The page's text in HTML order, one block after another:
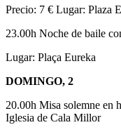
Precio: 7 € Lugar: Plaza
23.00h Noche de baile
Lugar: Plaça Eureka
DOMINGO, 2
20.00h Misa solemne en
Iglesia de Cala Millor